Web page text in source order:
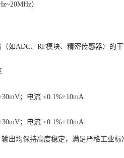
）
如ADC、RF模块、精密传感器）的
；电流 ≤0.1%+10mA
；电流 ≤0.1%+10mA
出均保持高度稳定，满足严格工业标